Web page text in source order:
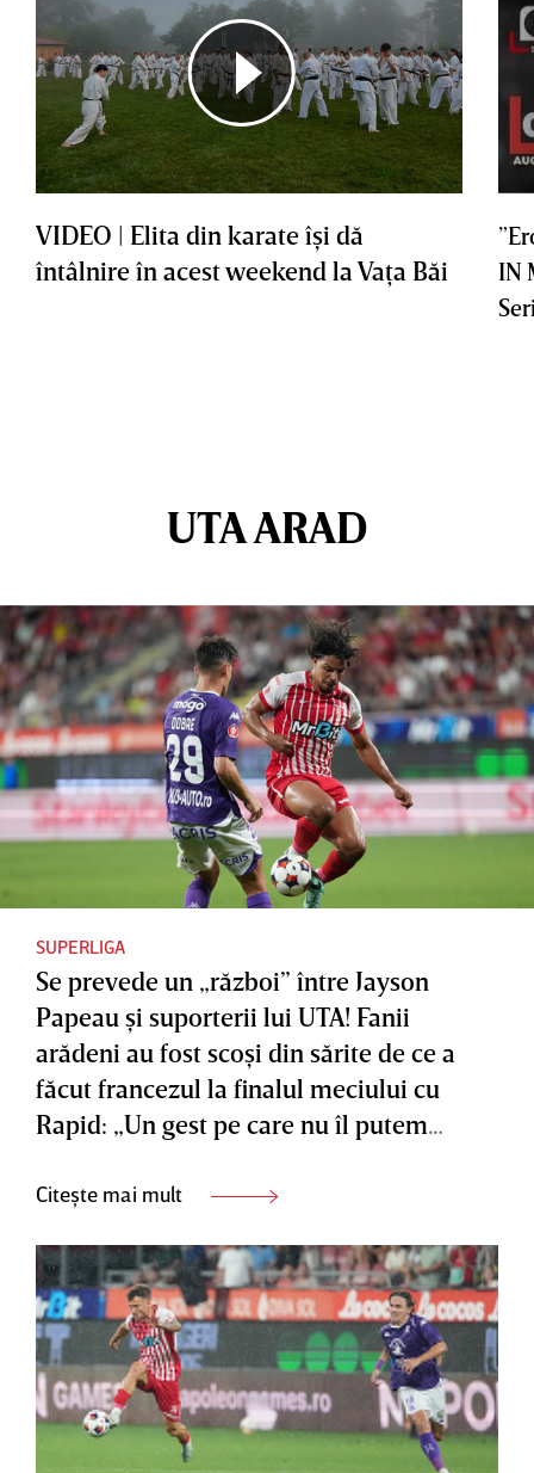
VIDEO | Elita din karate îşi dă
întâlnire în acest weekend la Vaţa Băi
IN
UTA ARAD
SUPERLIGA
Se prevede un „război” între Jayson
Papeau şi suporterii lui UTA! Fanii
arădeni au fost scoşi din sărite de ce a
făcut francezul la finalul meciului cu
Rapid: „Un gest pe care nu îl putem
Citește mai mult